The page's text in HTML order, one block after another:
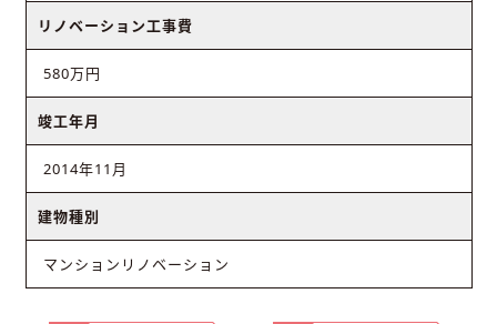
リノベーション工事費
580万円
竣工年月
2014年11月
建物種別
マンションリノベーション